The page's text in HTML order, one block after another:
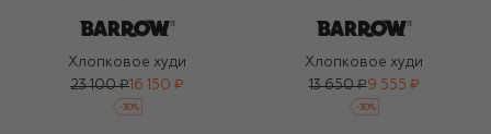
Хлопковое худи
23 100 ₽ 16 150 ₽
-30%
Хлопковое худи
13 650 ₽9 555 ₽
-30%